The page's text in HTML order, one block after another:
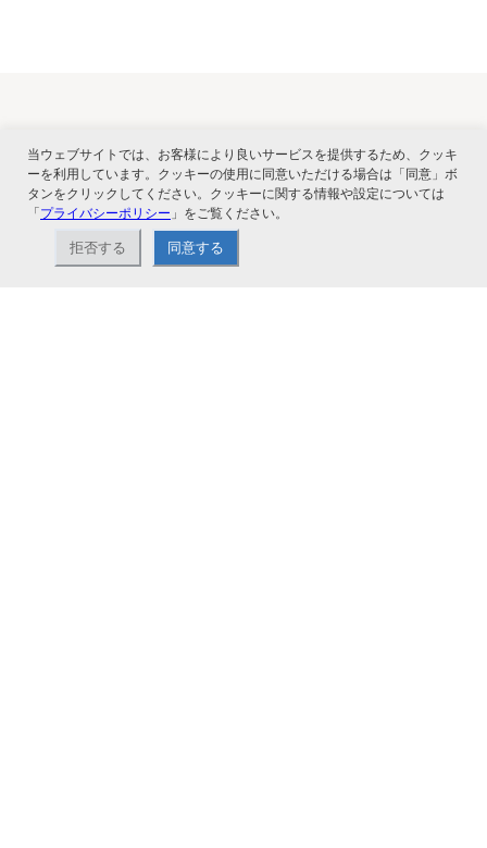
関連サービス
当ウェブサイトでは、お客様により良いサービスを提供するため、クッキ
ーを利用しています。クッキーの使用に同意いただける場合は「同意」ボ
タンをクリックしてください。クッキーに関する情報や設定については
「プライバシーポリシー 」をご覧ください。
拒否する 同意する